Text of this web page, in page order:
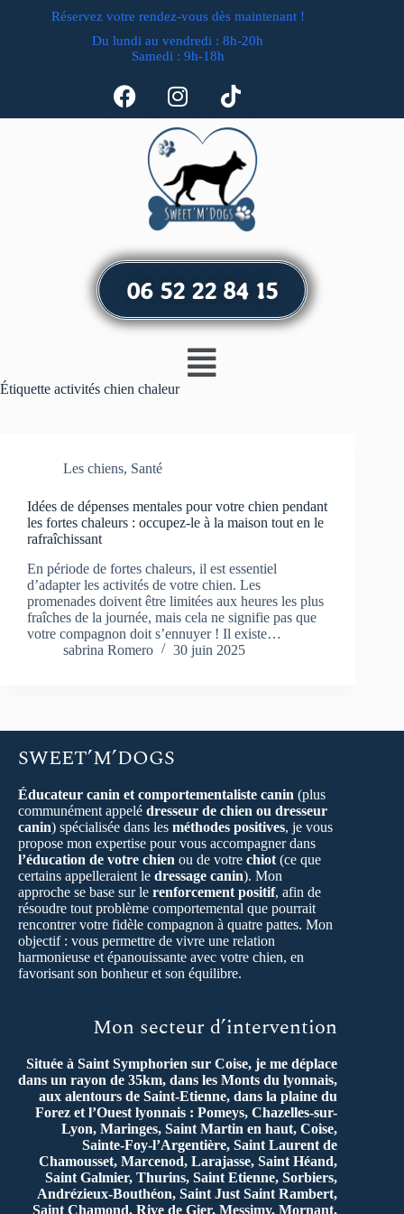
Réservez votre rendez-vous dès maintenant !
Du lundi au vendredi : 8h-20h
Samedi : 9h-18h
06 52 22 84 15
Étiquette activités chien chaleur
Les chiens, Santé
Idées de dépenses mentales pour votre chien pendant
les fortes chaleurs : occupez-le à la maison tout en le
rafraîchissant
En période de fortes chaleurs, il est essentiel
d’adapter les activités de votre chien. Les
promenades doivent être limitées aux heures les plus
fraîches de la journée, mais cela ne signifie pas que
votre compagnon doit s’ennuyer ! Il existe…
sabrina Romero
30 juin 2025
SWEET’M’DOGS
Éducateur canin et comportementaliste canin (plus
communément appelé dresseur de chien ou dresseur
canin) spécialisée dans les méthodes positives, je vous
propose mon expertise pour vous accompagner dans
l’éducation de votre chien ou de votre chiot (ce que
certains appelleraient le dressage canin). Mon
approche se base sur le renforcement positif, afin de
résoudre tout problème comportemental que pourrait
rencontrer votre fidèle compagnon à quatre pattes. Mon
objectif : vous permettre de vivre une relation
harmonieuse et épanouissante avec votre chien, en
favorisant son bonheur et son équilibre.
Mon secteur d’intervention
Située à Saint Symphorien sur Coise, je me déplace
dans un rayon de 35km, dans les Monts du lyonnais,
aux alentours de Saint-Etienne, dans la plaine du
Forez et l’Ouest lyonnais : Pomeys, Chazelles-sur-
Lyon, Maringes, Saint Martin en haut, Coise,
Sainte-Foy-l’Argentière, Saint Laurent de
Chamousset, Marcenod, Larajasse, Saint Héand,
Saint Galmier, Thurins, Saint Etienne, Sorbiers,
Andrézieux-Bouthéon, Saint Just Saint Rambert,
Saint Chamond, Rive de Gier, Messimy, Mornant,